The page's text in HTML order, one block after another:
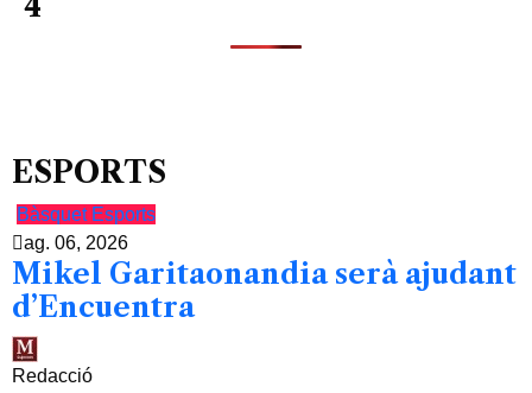
ESPORTS
Bàsquet Esports
ag. 06, 2026
Mikel Garitaonandia serà ajudant
d’Encuentra
Redacció